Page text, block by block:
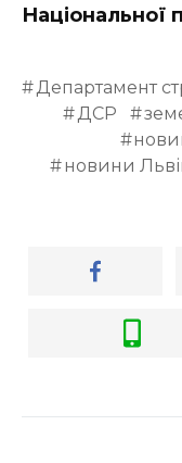
Національної
Департамент
ДСР
новини